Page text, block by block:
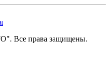
Все права защищены.